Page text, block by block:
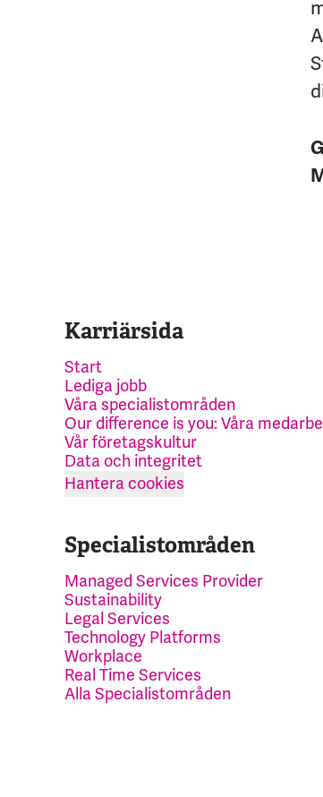
Karriärsida
Start
Lediga jobb
Våra specialistområden
Our difference is you: Våra
Vår företagskultur
Data och integritet
Hantera cookies
Specialistområden
Managed Services Provider
Sustainability
Legal Services
Technology Platforms
Workplace
Real Time Services
Alla Specialistområden